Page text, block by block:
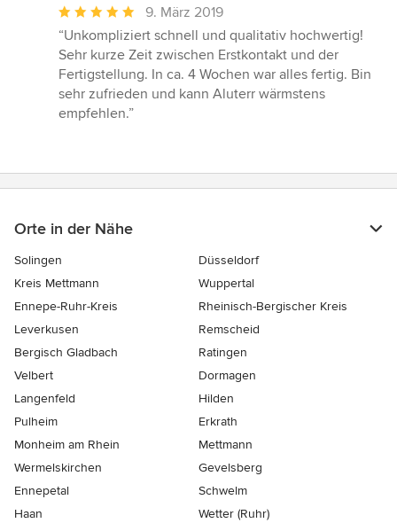
Durchschnittliche
Bewertung:
5
von
5
Sternen
9. März 2019
“Unkompliziert schnell und qualitativ hochwertig!
Sehr kurze Zeit zwischen Erstkontakt und der
Fertigstellung. In ca. 4 Wochen war alles fertig. Bin
sehr zufrieden und kann Aluterr wärmstens
empfehlen.”
Orte in der Nähe
Solingen
Düsseldorf
Kreis Mettmann
Wuppertal
Ennepe-Ruhr-Kreis
Rheinisch-Bergischer Kreis
Leverkusen
Remscheid
Bergisch Gladbach
Ratingen
Velbert
Dormagen
Langenfeld
Hilden
Pulheim
Erkrath
Monheim am Rhein
Mettmann
Wermelskirchen
Gevelsberg
Ennepetal
Schwelm
Haan
Wetter (Ruhr)